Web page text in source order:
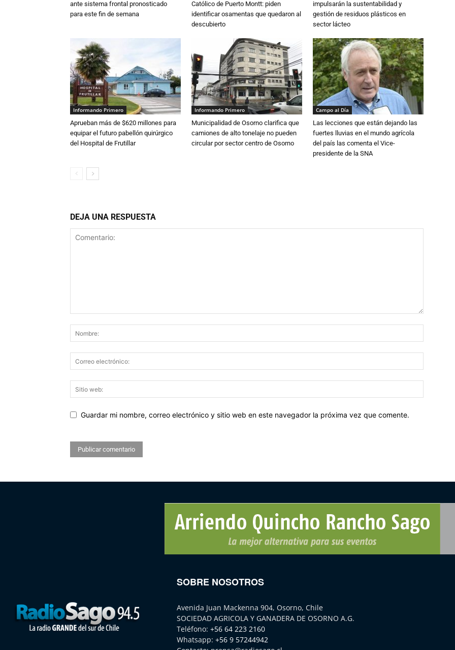
ante sistema frontal pronosticado
para este fin de semana
Católico de Puerto Montt: piden
identificar osamentas que quedaron al
descubierto
impulsarán la sustentabilidad y
gestión de residuos plásticos en
sector lácteo
Informando Primero
Aprueban más de $620 millones para
equipar el futuro pabellón quirúrgico
del Hospital de Frutillar
Informando Primero
Municipalidad de Osorno clarifica que
camiones de alto tonelaje no pueden
circular por sector centro de Osorno
Campo al Día
Las lecciones que están dejando las
fuertes lluvias en el mundo agrícola
del país las comenta el Vice-
presidente de la SNA
DEJA UNA RESPUESTA
Guardar mi nombre, correo electrónico y sitio web en este navegador la próxima vez que comente.
SOBRE NOSOTROS
Avenida Juan Mackenna 904, Osorno, Chile
SOCIEDAD AGRICOLA Y GANADERA DE OSORNO A.G.
Teléfono: +56 64 223 2160
Whatsapp: +56 9 57244942